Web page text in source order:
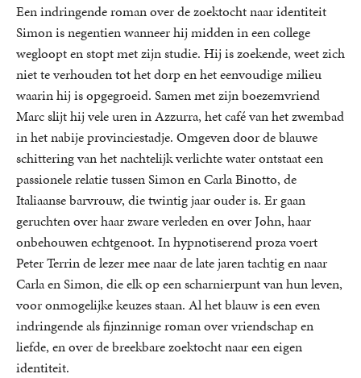
Een indringende roman over de zoektocht naar identiteit
Simon is negentien wanneer hij midden in een college
wegloopt en stopt met zijn studie. Hij is zoekende, weet zich
niet te verhouden tot het dorp en het eenvoudige milieu
waarin hij is opgegroeid. Samen met zijn boezemvriend
Marc slijt hij vele uren in Azzurra, het café van het zwembad
in het nabije provinciestadje. Omgeven door de blauwe
schittering van het nachtelijk verlichte water ontstaat een
passionele relatie tussen Simon en Carla Binotto, de
Italiaanse barvrouw, die twintig jaar ouder is. Er gaan
geruchten over haar zware verleden en over John, haar
onbehouwen echtgenoot. In hypnotiserend proza voert
Peter Terrin de lezer mee naar de late jaren tachtig en naar
Carla en Simon, die elk op een scharnierpunt van hun leven,
voor onmogelijke keuzes staan. Al het blauw is een even
indringende als fijnzinnige roman over vriendschap en
liefde, en over de breekbare zoektocht naar een eigen
identiteit.